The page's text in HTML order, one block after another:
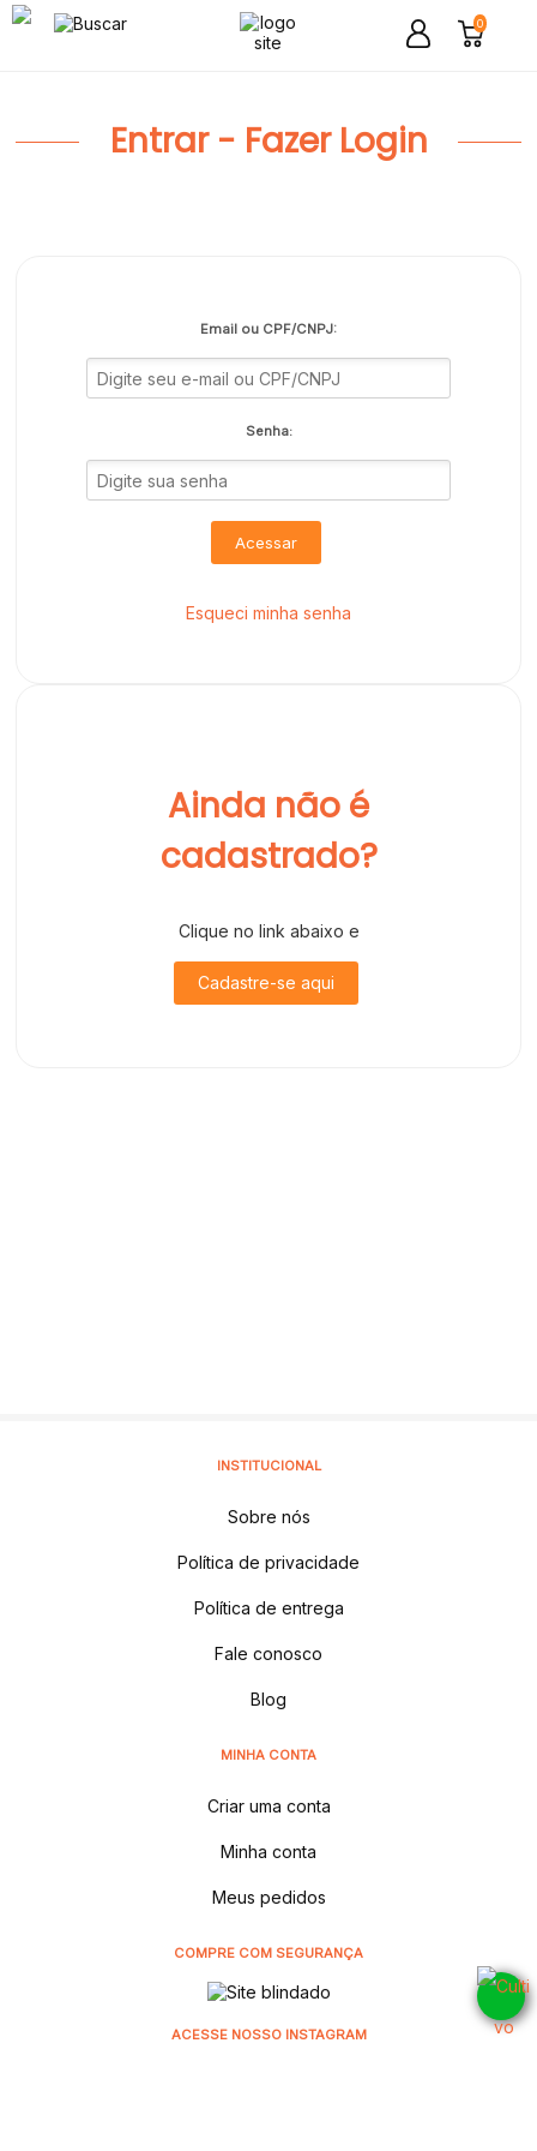
0
Entrar - Fazer Login
Email ou CPF/CNPJ:
Senha:
Acessar
Esqueci minha senha
Ainda não é
cadastrado?
Clique no link abaixo e
Cadastre-se aqui
INSTITUCIONAL
Sobre nós
Política de privacidade
Política de entrega
Fale conosco
Blog
MINHA CONTA
Criar uma conta
Minha conta
Meus pedidos
COMPRE COM SEGURANÇA
ACESSE NOSSO INSTAGRAM